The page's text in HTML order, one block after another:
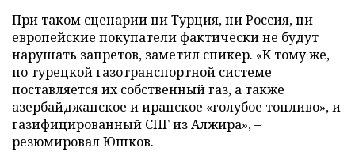
При таком сценарии ни Турция, ни Россия, ни
европейские покупатели фактически не будут
нарушать запретов, заметил спикер. «К тому же,
по турецкой газотранспортной системе
поставляется их собственный газ, а также
азербайджанское и иранское «голубое топливо», и
газифицированный СПГ из Алжира», –
резюмировал Юшков.